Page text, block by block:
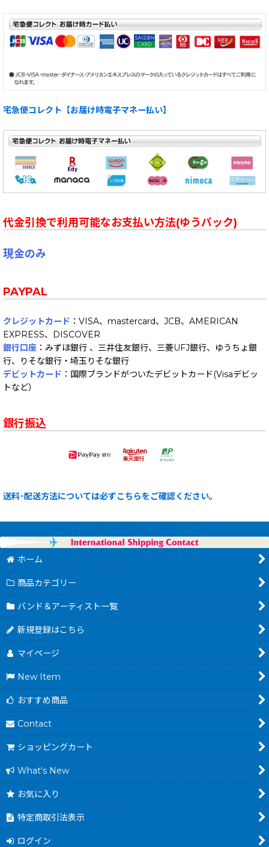
宅急便コレクト【お届け時電子マネー払い】
代金引換で利用可能なお支払い方法(ゆうパック)
現金のみ
PAYPAL
クレジットカード ：VISA、mastercard、JCB、AMERICAN
EXPRESS、DISCOVER
銀行口座 ：みずほ銀行 、三井住友銀行、三菱UFJ銀行、ゆうちょ銀
行、りそな銀行・埼玉りそな銀行
デビットカード ：国際ブランドがついたデビットカード(Visaデビッ
トなど）
銀行振込
送料･配送方法については必ずこちらをご確認ください。
ホーム
商品カテゴリー
バンド＆アーティスト一覧
新規登録はこちら
マイページ
New Item
おすすめ商品
Contact
ショッピングカート
What's New
お気に入り
特定商取引法表示
ログイン